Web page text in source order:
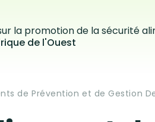
la promotion de la sécurité
de l'Ouest
de Prévention et de Gestion